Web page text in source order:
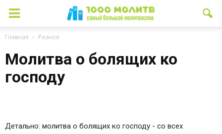
Главная Разное
Молитва о болящих ко
господу
Детально: молитва о болящих ко господу - со всех